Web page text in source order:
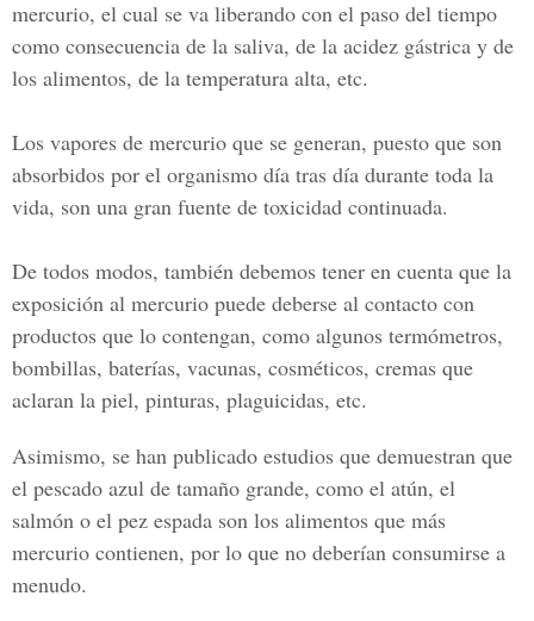
mercurio, el cual se va liberando con el paso del tiempo
como consecuencia de la saliva, de la acidez gástrica y de
los alimentos, de la temperatura alta, etc.
Los vapores de mercurio que se generan, puesto que son
absorbidos por el organismo día tras día durante toda la
vida, son una gran fuente de toxicidad continuada.
De todos modos, también debemos tener en cuenta que la
exposición al mercurio puede deberse al contacto con
productos que lo contengan, como algunos termómetros,
bombillas, baterías, vacunas, cosméticos, cremas que
aclaran la piel, pinturas, plaguicidas, etc.
Asimismo, se han publicado estudios que demuestran que
el pescado azul de tamaño grande, como el atún, el
salmón o el pez espada son los alimentos que más
mercurio contienen, por lo que no deberían consumirse a
menudo.